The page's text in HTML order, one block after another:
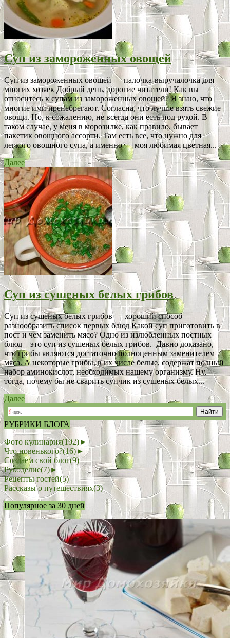
Суп из замороженных овощей
Суп из замороженных овощей — палочка-выручалочка для
многих хозяек Добрый день, дорогие читатели! Как вы
относитесь к супам из замороженных овощей? Я знаю, что
многие ими пренебрегают. Согласна, что лучше взять свежие
овощи. Но, к сожалению, не всегда они есть под рукой. В
таком случае, у меня в морозилке, как правило, бывает
пакетик овощного ассорти. Там есть все, что нужно для
легкого овощного супа, а именно — моя любимая цветная...
Далее
Суп из сушеных белых грибов
Суп из сушеных белых грибов — хороший способ
разнообразить список первых блюд Какой суп приготовить в
пост и чем заменить мясо? Одно из излюбленных постных
блюд – это суп из сушеных белых грибов. Давно доказано,
что грибы являются достаточно полноценным заменителем
мяса. А некоторые грибы, в их числе белые, содержат полный
набор аминокислот, необходимых нашему организму. Ну,
тогда, почему бы не сварить супчик из сушеных белых...
Далее
РУБРИКИ БЛОГА
Фото кулинария(192)►
Что новенького?(16)►
Создаем свой блог(9)
Рукоделие(7)►
Рецепты гостей(5)
Рассказы о путешествиях(3)
Популярное за 30 дней